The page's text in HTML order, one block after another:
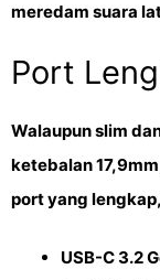
meredam suara
Port
Walaupun slim
ketebalan17,9mm
port yang
USB-C 3.2